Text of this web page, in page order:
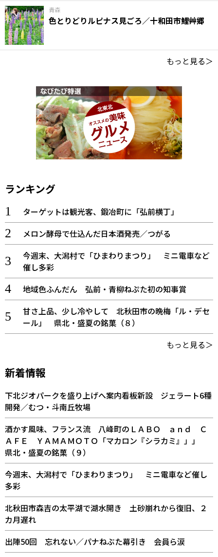
青森
色とりどりルピナス見ごろ／十和田市鯉艸郷
もっと見る＞
ランキング
ターゲットは観光客、鍛冶町に「弘前横丁」
メロン酵母で仕込んだ日本酒発売／つがる
今週末、大潟村で「ひまわりまつり」 ミニ電車など
催し多彩
地域色ふんだん 弘前・青柳ねぷた初の知事賞
甘さ上品、少し冷やして 北秋田市の晩梅「ル・デセ
ール」 県北・盛夏の銘菓（８）
もっと見る＞
新着情報
下北ジオパークを盛り上げへ案内看板新設 ジェラート6種
開発／むつ・斗南丘牧場
酒かす風味、フランス流 八峰町のＬＡＢＯ ａｎｄ Ｃ
ＡＦＥ ＹＡＭＡＭＯＴＯ「マカロン『シラカミ』」」
県北・盛夏の銘菓（９）
今週末、大潟村で「ひまわりまつり」 ミニ電車など催し
多彩
北秋田市森吉の太平湖で湖水開き 土砂崩れから復旧、２
カ月遅れ
出陣50回 忘れない／パナねぶた幕引き 会員ら涙